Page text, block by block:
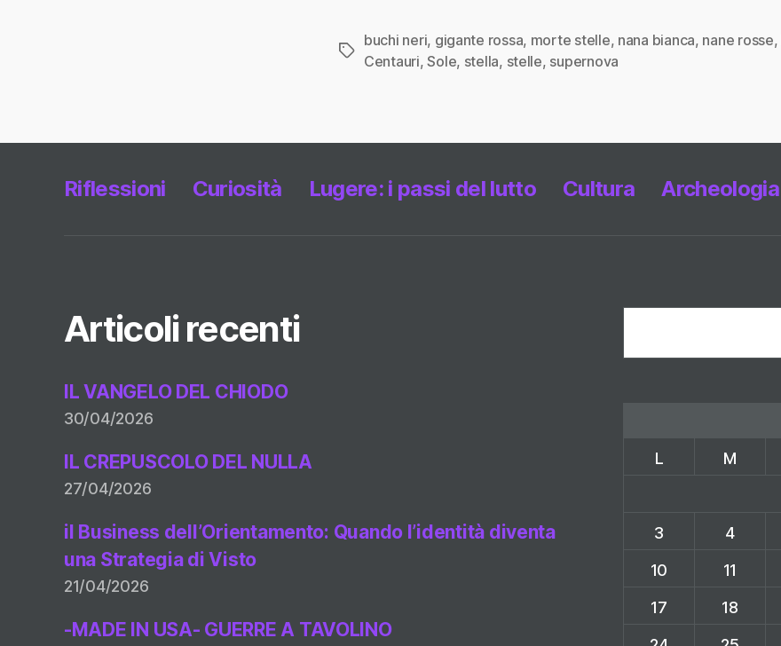
Tag
buchi neri, gigante rossa, morte stelle, nana bianca, nane rosse,
Centauri,Sole, stella, stelle, supernova
Riflessioni Curiosità Lugere: i passi del lutto Cultura Archeologia
Articoli recenti
IL VANGELO DEL CHIODO
30/04/2026
IL CREPUSCOLO DEL NULLA
27/04/2026
il Business dell’Orientamento: Quando l’identità diventa
una Strategia di Visto
21/04/2026
-MADE IN USA- GUERRE A TAVOLINO
L M
3
4
10
11
17
18